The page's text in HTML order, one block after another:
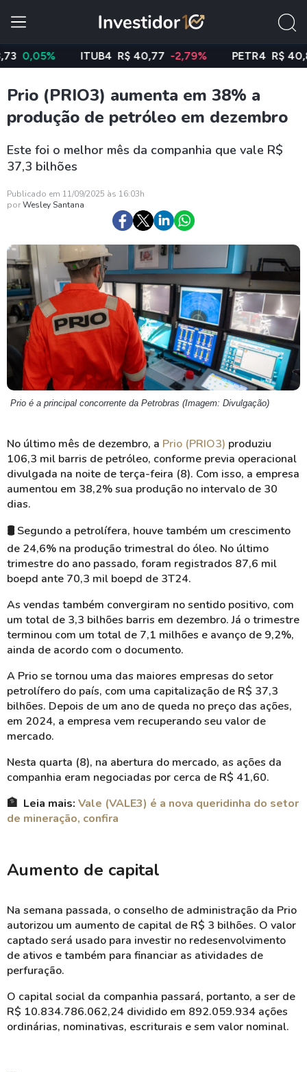
ITUB4 R$ 40,77 -2,79% PETR4 R$ 40,85 -
Prio (PRIO3) aumenta em 38% a
produção de petróleo em dezembro
Este foi o melhor mês da companhia que vale R$
37,3 bilhões
Publicado em 11/09/2025 às 16:03h
porWesley Santana
Prio é a principal concorrente da Petrobras (Imagem: Divulgação)
No último mês de dezembro, a Prio (PRIO3) produziu
106,3 mil barris de petróleo, conforme previa operacional
divulgada na noite de terça-feira (8). Com isso, a empresa
aumentou em 38,2% sua produção no intervalo de 30
dias.
🛢️ Segundo a petrolífera, houve também um crescimento
de 24,6% na produção trimestral do óleo. No último
trimestre do ano passado, foram registrados 87,6 mil
boepd ante 70,3 mil boepd de 3T24.
As vendas também convergiram no sentido positivo, com
um total de 3,3 bilhões barris em dezembro. Já o trimestre
terminou com um total de 7,1 milhões e avanço de 9,2%,
ainda de acordo com o documento.
A Prio se tornou uma das maiores empresas do setor
petrolífero do país, com uma capitalização de R$ 37,3
bilhões. Depois de um ano de queda no preço das ações,
em 2024, a empresa vem recuperando seu valor de
mercado.
Nesta quarta (8), na abertura do mercado, as ações da
companhia eram negociadas por cerca de R$ 41,60.
🏦 Leia mais: Vale (VALE3) é a nova queridinha do setor
de mineração, confira
Aumento de capital
Na semana passada, o conselho de administração da Prio
autorizou um aumento de capital de R$ 3 bilhões. O valor
captado será usado para investir no redesenvolvimento
de ativos e também para financiar as atividades de
perfuração.
O capital social da companhia passará, portanto, a ser de
R$ 10.834.786.062,24 dividido em 892.059.934 ações
ordinárias, nominativas, escriturais e sem valor nominal.